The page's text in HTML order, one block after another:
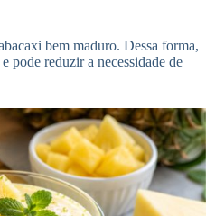
bem maduro. Dessa forma,
pode reduzir a necessidade de